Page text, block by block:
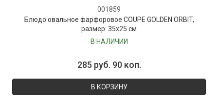
001859
Блюдо овальное фарфоровое COUPE GOLDEN ORBIT,
размер: 35х25 см
В НАЛИЧИИ
285 руб. 90 коп.
В КОРЗИНУ